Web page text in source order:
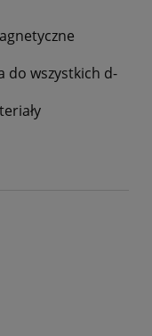
do wszystkich d-